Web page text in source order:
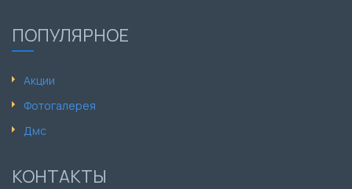
ПОПУЛЯРНОЕ
Акции
Фотогалерея
Дмс
КОНТАКТЫ